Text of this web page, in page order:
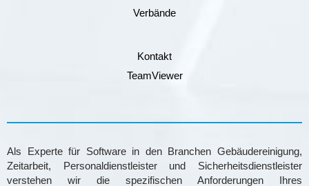
Verbände
Kontakt
TeamViewer
Als Experte für Software in den Branchen Gebäudereinigung,
Zeitarbeit, Personaldienstleister und Sicherheitsdienstleister
verstehen wir die spezifischen Anforderungen Ihres